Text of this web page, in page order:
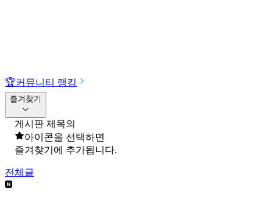
🏆커뮤니티 랭킹
즐겨찾기
게시판 제목의
아이콘을 선택하면
즐겨찾기에 추가됩니다.
전체글